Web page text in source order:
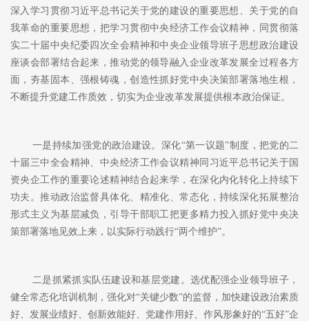
深入学习贯彻习近平总书记关于党的建设的重要思想、关于党的自
我革命的重要思想，把学习贯彻中央经济工作会议精神，同贯彻落
实二十届中央纪委四次全会精神和中央企业领导班子思想政治建设
座谈会部署结合起来，推动党的领导融入企业改革发展全过程各方
面，夯基固本、强根铸魂，创造性抓好党中央决策部署落地生根，
不断提升党建工作质效，切实为企业改革发展提供根本政治保证。
一是持续加强党的政治建设。深化“第一议题”制度，把党的二
十届三中全会精神、中央经济工作会议精神同习近平总书记关于国
资央企工作的重要论述精神结合起来学，在深化内化转化上持续下
功夫。推动政治监督具体化、精准化、常态化，持续深化拓展整治
形式主义为基层减负，引导干部职工把更多精力投入抓好党中央决
策部署落地见效上来，以实际行动践行“两个维护”。
二是抓紧抓实队伍建设和基层党建。选优配强企业领导班子，
健全常态化培训机制，强化对“关键少数”的监督，加快建设政治素质
好、发展业绩好、创新效能好、党建作用好、作风形象好的“五好”企